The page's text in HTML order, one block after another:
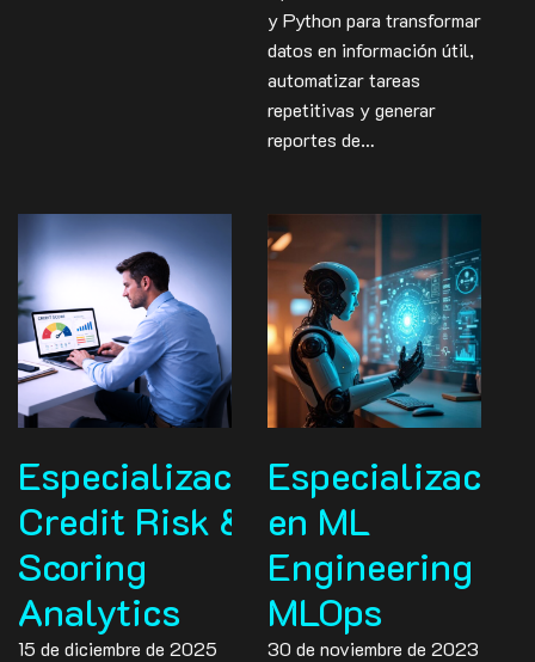
y Python para transformar
datos en información útil,
automatizar tareas
repetitivas y generar
reportes de…
Especialización
Credit Risk &
Scoring
Analytics
15 de diciembre de 2025
Especialización
en ML
Engineering &
MLOps
30 de noviembre de 2023